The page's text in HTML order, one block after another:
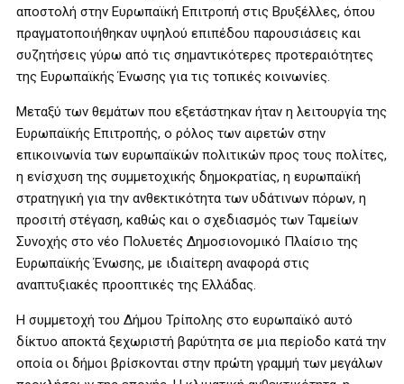
αποστολή στην Ευρωπαϊκή Επιτροπή στις Βρυξέλλες, όπου
πραγματοποιήθηκαν υψηλού επιπέδου παρουσιάσεις και
συζητήσεις γύρω από τις σημαντικότερες προτεραιότητες
της Ευρωπαϊκής Ένωσης για τις τοπικές κοινωνίες.
Μεταξύ των θεμάτων που εξετάστηκαν ήταν η λειτουργία της
Ευρωπαϊκής Επιτροπής, ο ρόλος των αιρετών στην
επικοινωνία των ευρωπαϊκών πολιτικών προς τους πολίτες,
η ενίσχυση της συμμετοχικής δημοκρατίας, η ευρωπαϊκή
στρατηγική για την ανθεκτικότητα των υδάτινων πόρων, η
προσιτή στέγαση, καθώς και ο σχεδιασμός των Ταμείων
Συνοχής στο νέο Πολυετές Δημοσιονομικό Πλαίσιο της
Ευρωπαϊκής Ένωσης, με ιδιαίτερη αναφορά στις
αναπτυξιακές προοπτικές της Ελλάδας.
Η συμμετοχή του Δήμου Τρίπολης στο ευρωπαϊκό αυτό
δίκτυο αποκτά ξεχωριστή βαρύτητα σε μια περίοδο κατά την
οποία οι δήμοι βρίσκονται στην πρώτη γραμμή των μεγάλων